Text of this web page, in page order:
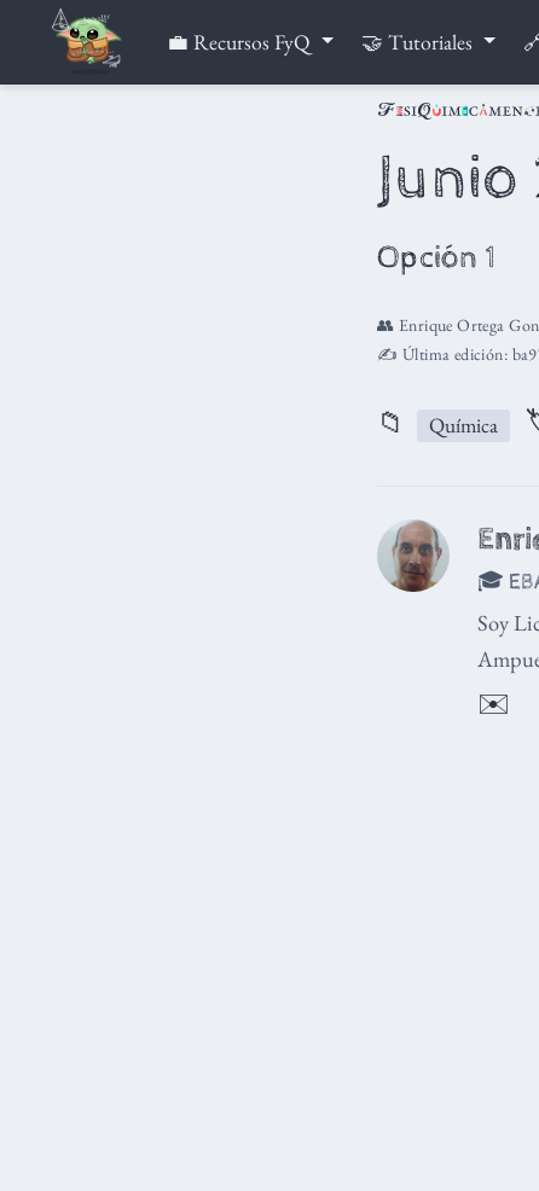
💼 Recursos FyQ 🤝 Tutoriales
Junio
Opción 1
👥 Enrique Ortega
✍️ Última edición:
📁 Química
🎓
Soy
✉️